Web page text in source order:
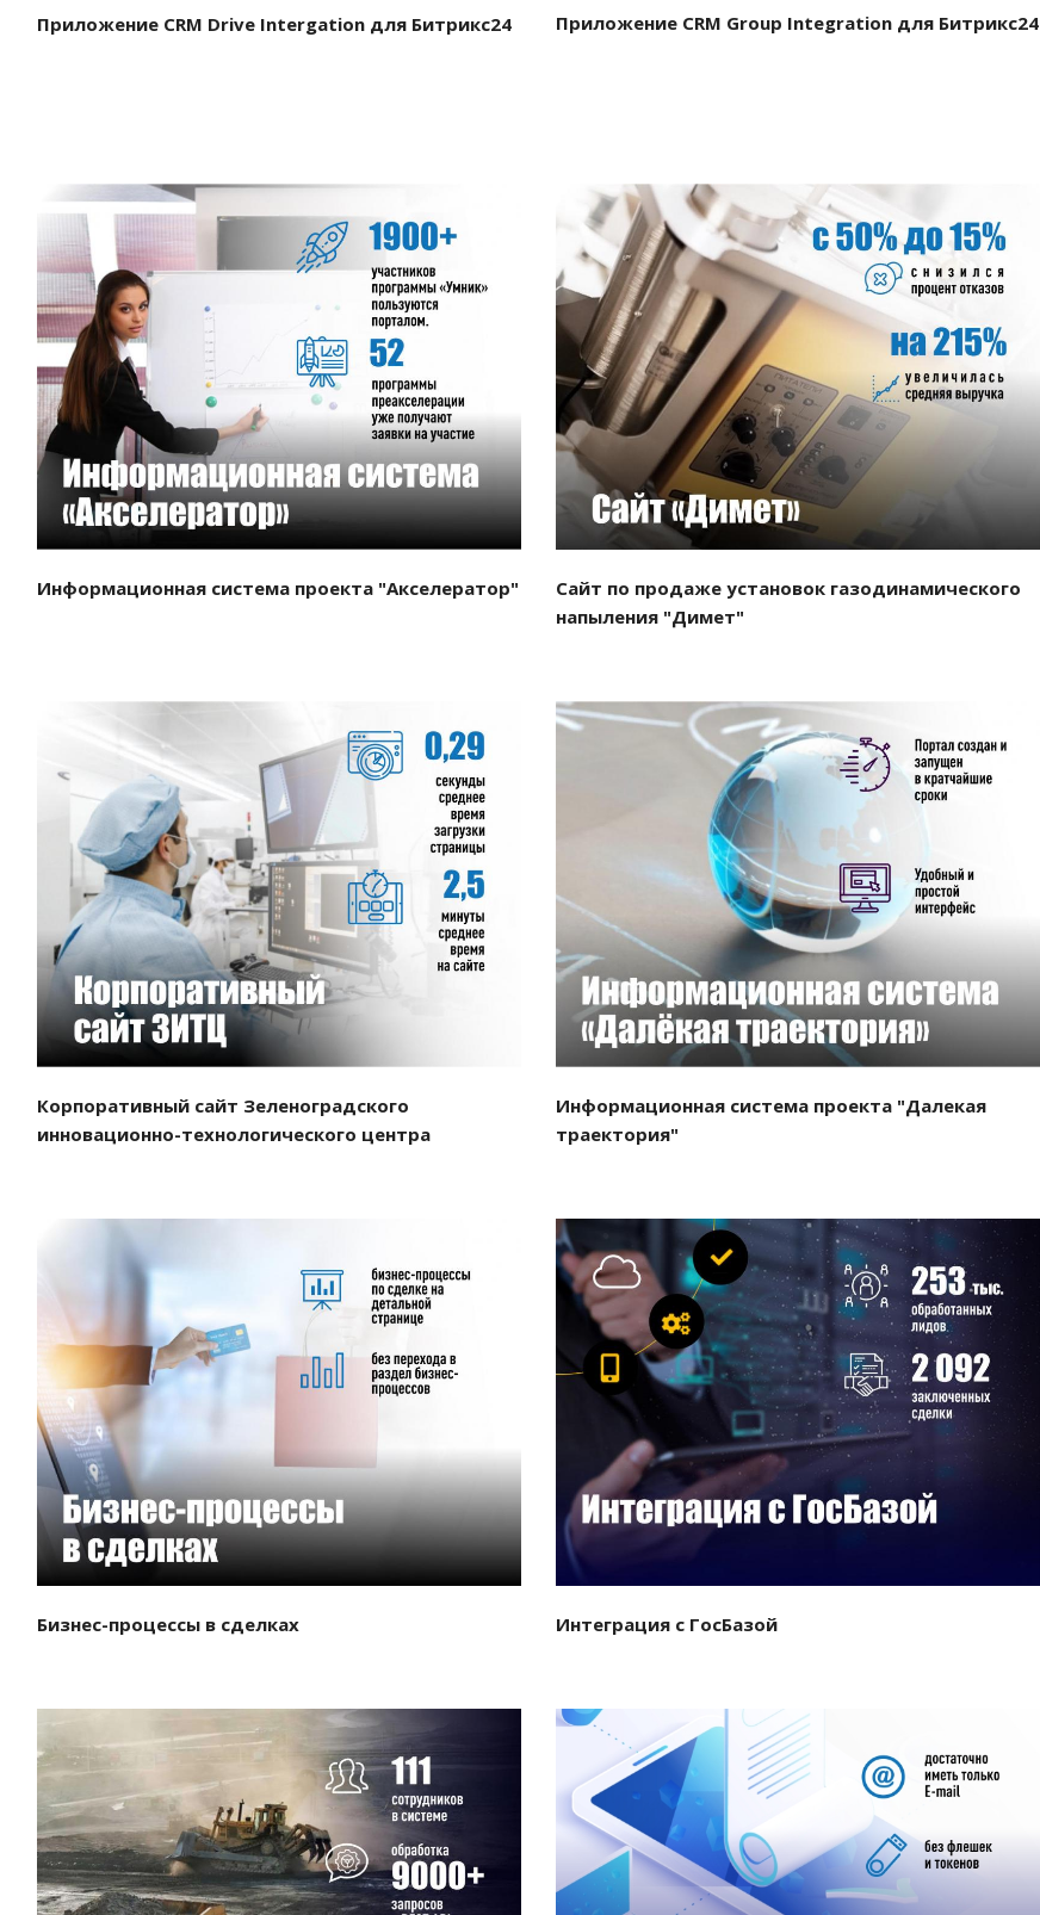
Приложение CRM Drive Intergation для Битрикс24 Приложение CRM Group Integration для Битрикс24
Смотреть проект
Информационная система проекта "Акселератор"
Смотреть проект
Сайт по продаже установок газодинамического
напыления "Димет"
Смотреть проект
Корпоративный сайт Зеленоградского
инновационно-технологического центра
Смотреть проект
Информационная система проекта "Далекая
траектория"
Бизнес-процессы в сделках
Смотреть проект
Интеграция с ГосБазой
Смотреть проект Смотреть проект